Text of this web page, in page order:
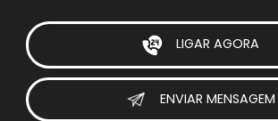
LIGAR AGORA
ENVIAR MENSAGEM